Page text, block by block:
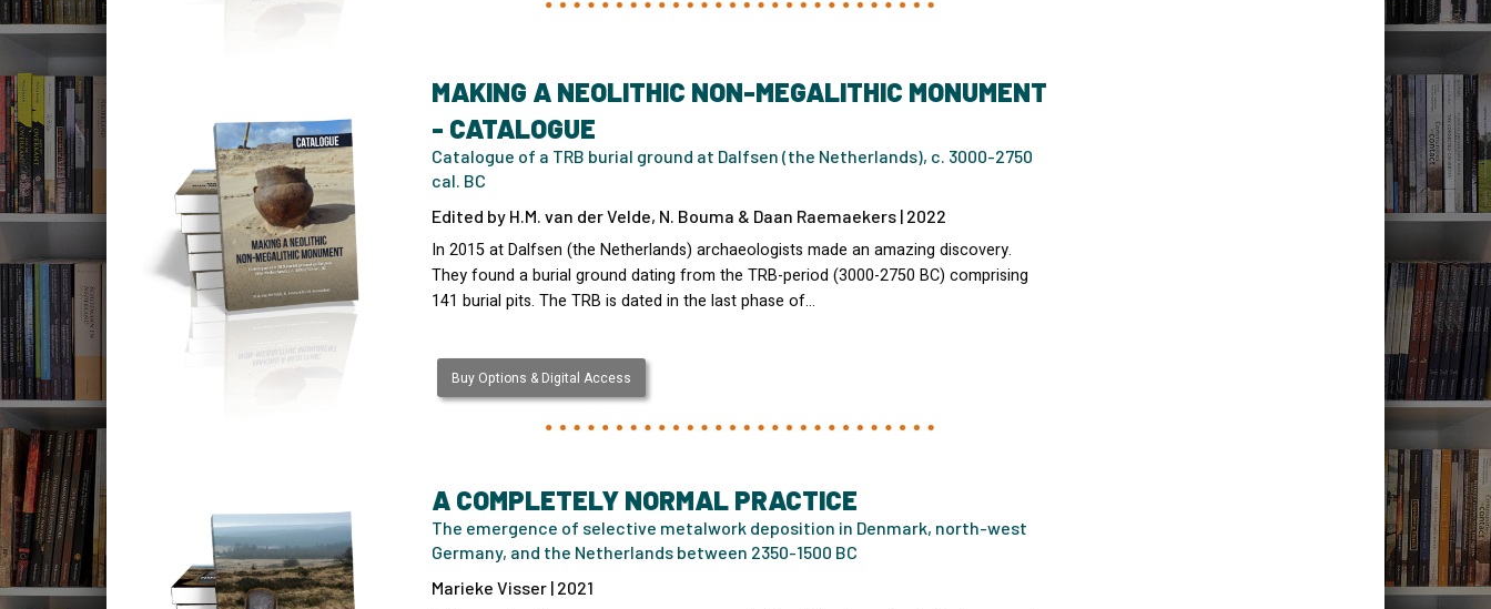
MAKING A NEOLITHIC NON-MEGALITHIC MONUMENT
- CATALOGUE
Catalogue of a TRB burial ground at Dalfsen (the Netherlands), c. 3000-2750
cal. BC
Edited by H.M. van der Velde, N. Bouma & Daan Raemaekers | 2022
In 2015 at Dalfsen (the Netherlands) archaeologists made an amazing discovery.
They found a burial ground dating from the TRB-period (3000-2750 BC) comprising
141 burial pits. The TRB is dated in the last phase of…
Buy Options & Digital Access
A COMPLETELY NORMAL PRACTICE
The emergence of selective metalwork deposition in Denmark, north-west
Germany, and the Netherlands between 2350-1500 BC
Marieke Visser | 2021